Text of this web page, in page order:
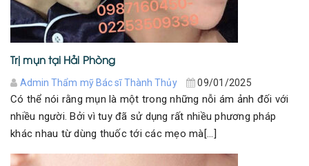
Trị mụn tại Hải Phòng
Admin Thẩm mỹ Bác sĩ Thành Thủy 09/01/2025
Có thể nói rằng mụn là một trong những nỗi ám ảnh đối với
nhiều người. Bởi vì tuy đã sử dụng rất nhiều phương pháp
khác nhau từ dùng thuốc tới các mẹo mà[...]